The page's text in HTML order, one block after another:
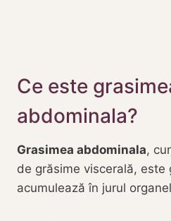
Ce este
abdominala?
Grasimea abdominala,
de grăsime viscerală, este
acumulează în jurul